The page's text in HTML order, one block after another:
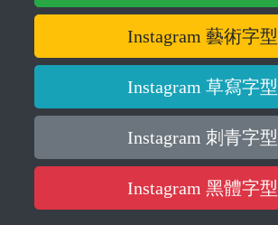
Instagram 藝術字型
Instagram 草寫字型
Instagram 刺青字型
Instagram 黑體字型